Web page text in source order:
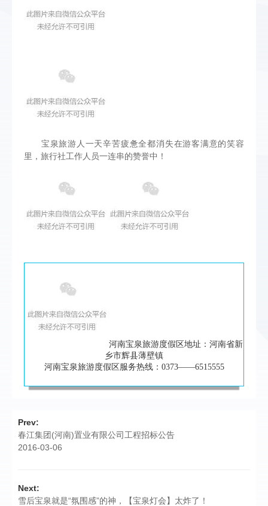
宝泉旅游人一天辛苦疲惫全都消失在游客满意的笑容
里，旅行社工作人员一连串的赞誉中！
河南宝泉旅游度假区地址：河南省新
乡市辉县薄壁镇
河南宝泉旅游度假区服务热线：0373——6515555
Prev:
春江集团(河南)置业有限公司工程招标公告
2016-03-06
Next:
雪后宝泉就是“氛围感”的神，【宝泉灯会】太炸了！